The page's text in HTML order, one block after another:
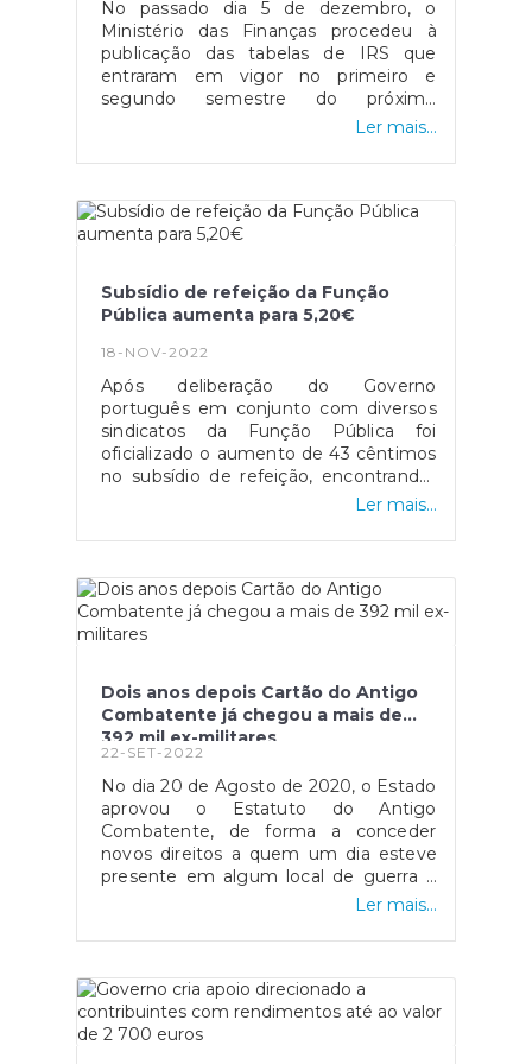
https://eco.sapo.pt/2022/12/15/governo-
aprova-cheque-de-240-euros-para-
familias-vulneraveis-pago-a-partir-de-
dia-23-de-dezembro/
No passado dia 5 de dezembro, o
Ministério das Finanças procedeu à
publicação das tabelas de IRS que
entraram em vigor no primeiro e
segundo semestre do próximo
ano.Analisando as mesmas é possível
trabalhadores independentes e
fatores como estado civil, número de
filhos e rendimento bruto mensal. Após
anteriormente é necessário multiplicar
o respetivo valor pela taxa de retenção
que lhe corresponde.As tabelas
encontram-se disponíveis no Diário da
Ler mais...
Subsídio de refeição da Função
Pública aumenta para 5,20€
18-NOV-2022
Após deliberação do Governo
português em conjunto com diversos
sindicatos da Função Pública foi
oficializado o aumento de 43 cêntimos
no subsídio de refeição, encontrando-
se assim nos 5,20 euros por dia.A
imediato, surgindo apenas “na segunda
representantes dos trabalhadores
públicos.”.O Governo acabou por definir
que o valor irá ser o mesmo no caso
Fonte: https://eco.sapo.pt/2022/11/18/governo-
atualiza-subsidio-de-refeicao-da-
funcao-publica-com-retroativos-a-
outubro/
Ler mais...
Dois anos depois Cartão do Antigo
Combatente já chegou a mais de
392 mil ex-militares
22-SET-2022
No dia 20 de Agosto de 2020, o Estado
aprovou o Estatuto do Antigo
Combatente, de forma a conceder
novos direitos a quem um dia esteve
presente em algum local de guerra e
defendeu a nação portuguesa. Uma
um cartão, titulado como Cartão do
estende a viúvas/os de antigos
militares. O cartão mencionado
anteriormente engloba benefícios
Ler mais...